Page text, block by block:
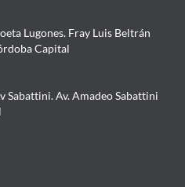
Lugones. Fray Luis Beltrán
Capital
Sabattini. Av. Amadeo Sabattini